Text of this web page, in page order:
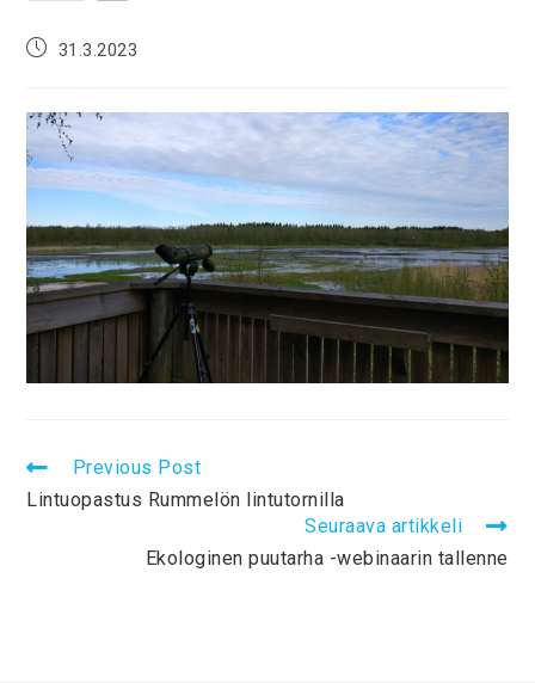
31.3.2023
Previous Post
Lintuopastus Rummelön lintutornilla
Seuraava artikkeli
Ekologinen puutarha -webinaarin tallenne